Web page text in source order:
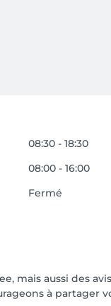
08:30 - 18:30
08:00 - 16:00
Fermé
mais aussi des
à